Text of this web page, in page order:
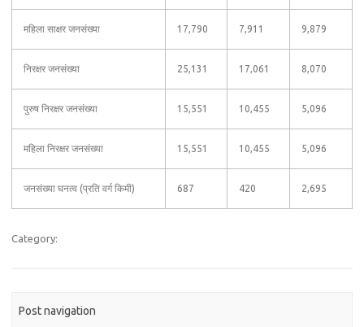
महिला साक्षर जनसंख्या 17,790 7,911 9,879
निरक्षर जनसंख्या 25,131 17,061 8,070
पुरुष निरक्षर जनसंख्या 15,551 10,455 5,096
महिला निरक्षर जनसंख्या 15,551 10,455 5,096
जनसंख्या घनत्व (प्रति वर्ग किमी) 687 420 2,695
Category:
Post navigation